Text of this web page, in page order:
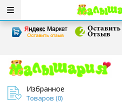
Избранное
Товаров (0)